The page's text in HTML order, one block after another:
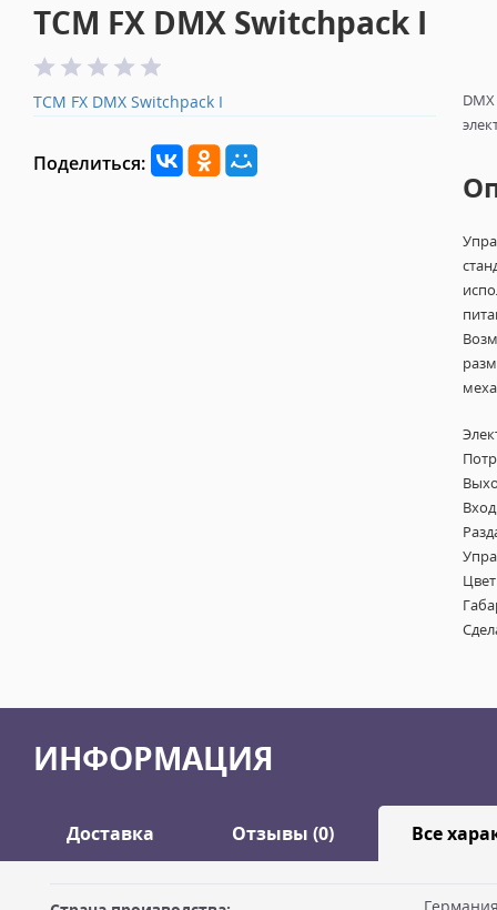
TCM FX DMX Switchpack I
TCM FX DMX Switchpack I
Поделиться:
ИНФОРМАЦИЯ
Доставка Отзывы (0) Все